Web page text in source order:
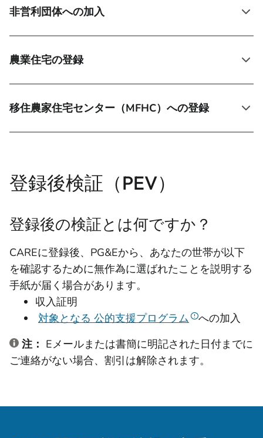
非営利団体への加入
農業住宅の登録
移住農家住宅センター（MFHC）への登録
登録後検証（PEV）
登録後の検証とは何ですか？
CAREに登録後、PG&Eから、あなたの世帯が以下
を確認するために無作為に選ばれたことを説明する
手紙が届く場合があります。
収入証明
対象となる 公的支援プログラム
への加入
注： Eメールまたは書簡に明記された日付までに
ご連絡がない場合、割引は解除されます。